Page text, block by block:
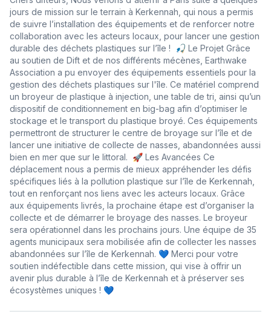
jours de mission sur le terrain à Kerkennah, qui nous a permis
de suivre l’installation des équipements et de renforcer notre
collaboration avec les acteurs locaux, pour lancer une gestion
durable des déchets plastiques sur l’île ! 🎣 Le Projet Grâce
au soutien de Dift et de nos différents mécènes, Earthwake
Association a pu envoyer des équipements essentiels pour la
gestion des déchets plastiques sur l'île. Ce matériel comprend
un broyeur de plastique à injection, une table de tri, ainsi qu’un
dispositif de conditionnement en big-bag afin d’optimiser le
stockage et le transport du plastique broyé. Ces équipements
permettront de structurer le centre de broyage sur l’île et de
lancer une initiative de collecte de nasses, abandonnées aussi
bien en mer que sur le littoral. 🚀 Les Avancées Ce
déplacement nous a permis de mieux appréhender les défis
spécifiques liés à la pollution plastique sur l’île de Kerkennah,
tout en renforçant nos liens avec les acteurs locaux. Grâce
aux équipements livrés, la prochaine étape est d’organiser la
collecte et de démarrer le broyage des nasses. Le broyeur
sera opérationnel dans les prochains jours. Une équipe de 35
agents municipaux sera mobilisée afin de collecter les nasses
abandonnées sur l’île de Kerkennah. 💙 Merci pour votre
soutien indéfectible dans cette mission, qui vise à offrir un
avenir plus durable à l’île de Kerkennah et à préserver ses
écosystèmes uniques ! 💙